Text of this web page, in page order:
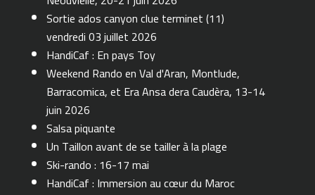
Sortie ados canyon clue terminet (11)
vendredi 03 juillet 2026
HandiCaf : En pays Toy
Weekend Rando en Val d'Aran, Montlude,
Barracomica, et Era Ansa dera Caudèra, 13-14
juin 2026
Salsa piquante
Un Taillon avant de se tailler à la plage
Ski-rando : 16-17 mai
HandiCaf : Immersion au cœur du Maroc